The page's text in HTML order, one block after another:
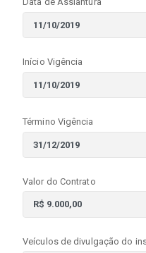
Início Vigência
Término Vigência
Valor do Contrato
Veículos de divulgação do